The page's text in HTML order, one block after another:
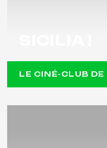
LE CINÉ-CLUB DE